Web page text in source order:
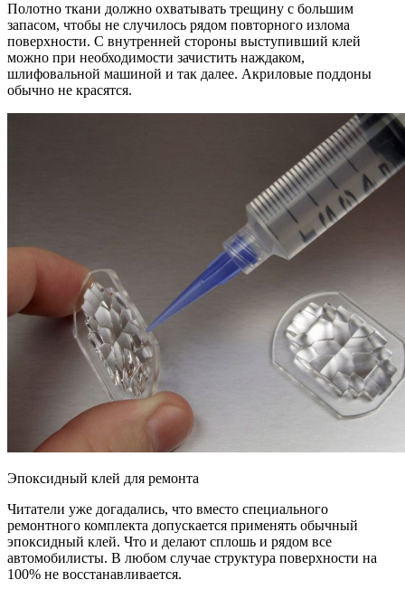
Полотно ткани должно охватывать трещину с большим
запасом, чтобы не случилось рядом повторного излома
поверхности. С внутренней стороны выступивший клей
можно при необходимости зачистить наждаком,
шлифовальной машиной и так далее. Акриловые поддоны
обычно не красятся.
Эпоксидный клей для ремонта
Читатели уже догадались, что вместо специального
ремонтного комплекта допускается применять обычный
эпоксидный клей. Что и делают сплошь и рядом все
автомобилисты. В любом случае структура поверхности на
100% не восстанавливается.